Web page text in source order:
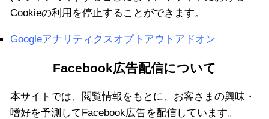
Cookieの利用を停止することができます。
Googleアナリティクスオプトアウトアドオン
Facebook広告配信について
本サイトでは、閲覧情報をもとに、お客さまの興味・
嗜好を予測してFacebook広告を配信しています。